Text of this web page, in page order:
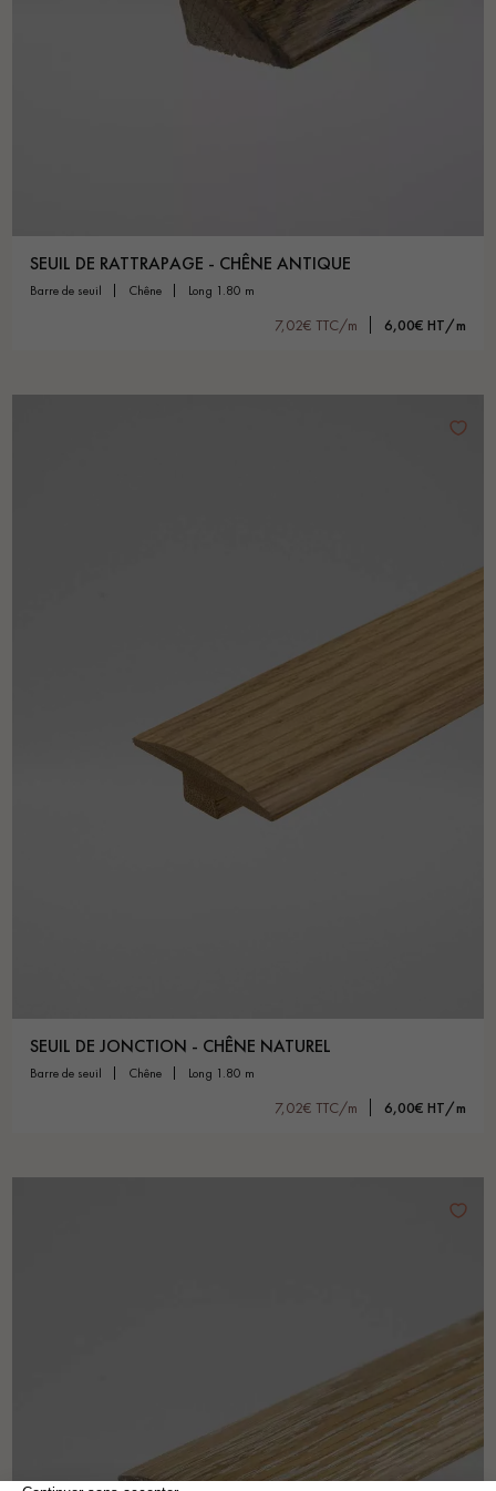
SEUIL DE RATTRAPAGE - CHÊNE ANTIQUE
barre de seuil chêne long 1.80 m
7,02€ TTC/m 6,00€ HT/m
SEUIL DE JONCTION - CHÊNE NATUREL
barre de seuil chêne long 1.80 m
7,02€ TTC/m 6,00€ HT/m